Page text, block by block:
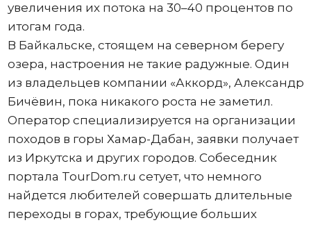
увеличения их потока на 30–40 процентов по
итогам года.
В Байкальске, стоящем на северном берегу
озера, настроения не такие радужные. Один
из владельцев компании «Аккорд», Александр
Бичёвин, пока никакого роста не заметил.
Оператор специализируется на организации
походов в горы Хамар-Дабан, заявки получает
из Иркутска и других городов. Собеседник
портала TourDom.ru сетует, что немного
найдется любителей совершать длительные
переходы в горах, требующие больших